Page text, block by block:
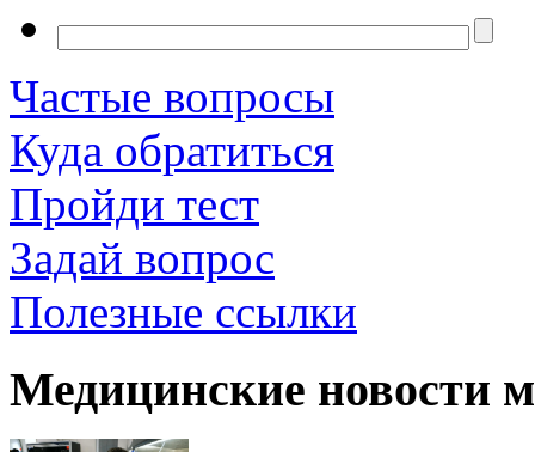
Частые вопросы
Куда обратиться
Пройди тест
Задай вопрос
Полезные ссылки
Медицинские новости